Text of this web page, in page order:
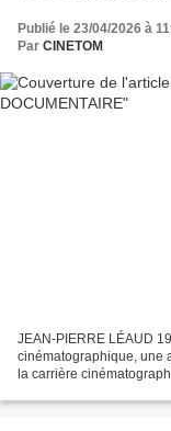
Publié le 23/04/2026 à
Par CINETOM
JEAN-PIERRE LÉAUD
cinématographique, une
la carrière